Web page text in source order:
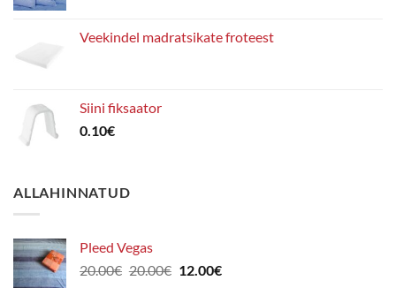
Veekindel madratsikate froteest
Siini fiksaator
0.10€
ALLAHINNATUD
Pleed Vegas
20.00€ 20.00€ Algne
12.00€Praegune